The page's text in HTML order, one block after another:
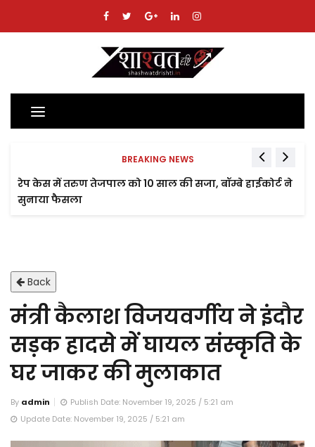
Toggle
navigation
BREAKING NEWS
रेप केस में तरुण तेजपाल को 10 साल की सजा, बॉम्बे हाईकोर्ट ने
सुनाया फैसला
Back
मंत्री कैलाश विजयवर्गीय ने इंदौर
सड़क हादसे में घायल संस्कृति के
घर जाकर की मुलाकात
By admin
Publish Date: November 19, 2025 / 5:21 am
Update Date: November 19, 2025 / 5:21 am